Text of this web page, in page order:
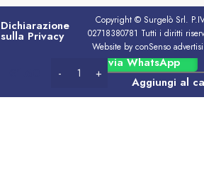
Dichiarazione
sulla Privacy
Copyright © Surgelò Srl.
02718380781 Tutti i diritti
Website by conSenso
Aggiungi al
Ordina via WhatsApp